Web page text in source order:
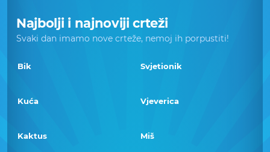
Najbolji i najnoviji crteži
Svaki dan imamo nove crteže, nemoj ih porpustiti!
Bik Svjetionik
Kuća Vjeverica
Kaktus Miš